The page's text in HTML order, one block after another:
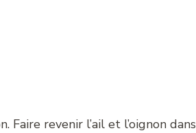
Faire revenir l’ail et l’oignon dans